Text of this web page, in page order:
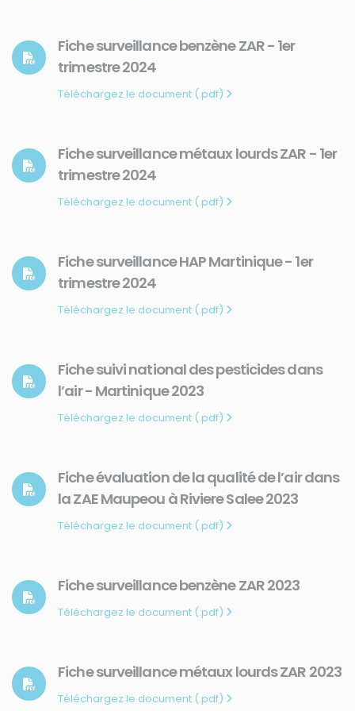
Fiche surveillance benzène ZAR - 1er
trimestre 2024
Téléchargez le document (.pdf)
Fiche surveillance métaux lourds ZAR - 1er
trimestre 2024
Téléchargez le document (.pdf)
Fiche surveillance HAP Martinique - 1er
trimestre 2024
Téléchargez le document (.pdf)
Fiche suivi national des pesticides dans
l’air - Martinique 2023
Téléchargez le document (.pdf)
Fiche évaluation de la qualité de l’air dans
la ZAE Maupeou à Riviere Salee 2023
Téléchargez le document (.pdf)
Fiche surveillance benzène ZAR 2023
Téléchargez le document (.pdf)
Fiche surveillance métaux lourds ZAR 2023
Téléchargez le document (.pdf)
Membre de Agréé par